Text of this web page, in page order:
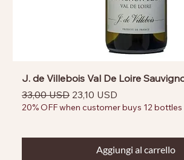
J. de Villebois Val De Loire
Prezzo regolare
33,00 USD Prezzo scontato
23,10 USD
20% OFF when customer buys 12 bottles
Aggiungi al carrello